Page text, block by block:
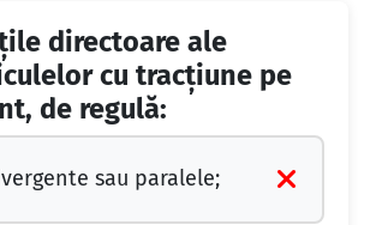
directoare ale
cu tracţiune pe
de regulă:
sau paralele;